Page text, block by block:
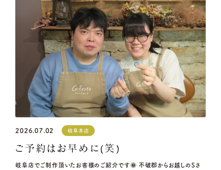
2026.07.02 岐阜本店
ご予約はお早めに(笑)
岐阜店でご制作頂いたお客様のご紹介です🌞 不破郡からお越しのSさ